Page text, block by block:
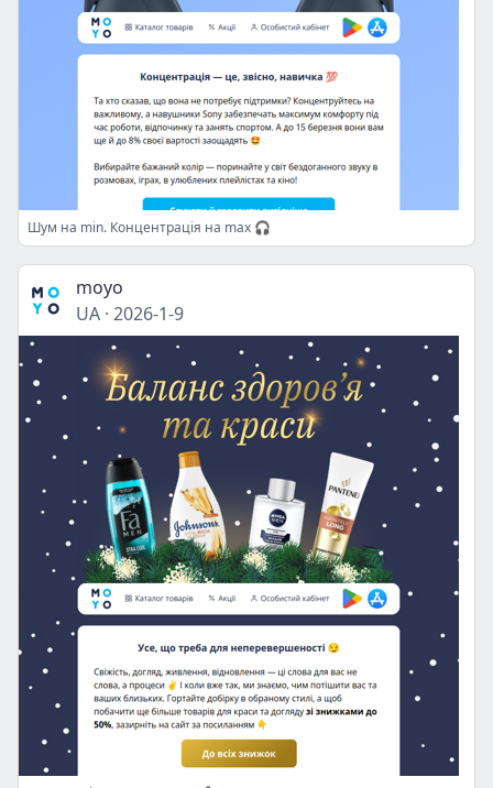
Шум на min. Концентрація на max 🎧
moyo
UA · 2026-1-9